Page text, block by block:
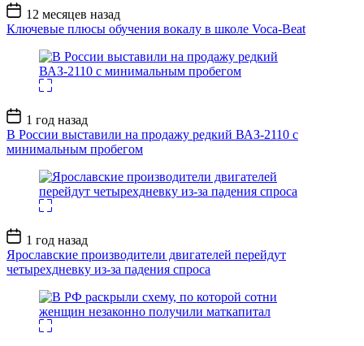
Дата
записи
12 месяцев назад
Ключевые плюсы обучения вокалу в школе Voca-Beat
Дата
записи
1 год назад
В России выставили на продажу редкий ВАЗ-2110 с
минимальным пробегом
Дата
записи
1 год назад
Ярославские производители двигателей перейдут
четырехдневку из-за падения спроса